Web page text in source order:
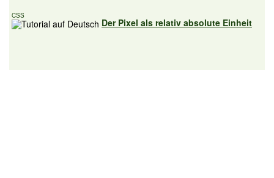
CSS
Der Pixel als relativ absolute Einheit